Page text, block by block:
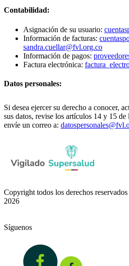
Contabilidad:
Asignación de su usuario:
Información de facturas:
sandra.cuellar@fvl.org.co
Información de pagos:
Factura electrónica:
Datos personales:
Si desea ejercer su derecho a conocer,
sus datos, revise los artículos 14 y 15
envíe un correo a:
Copyright todos los derechos
2026
Síguenos